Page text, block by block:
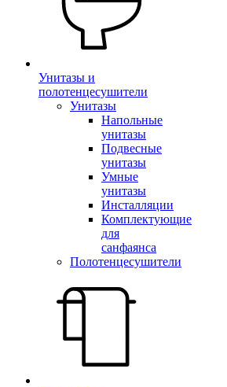
Унитазы и
полотенцесушители
Унитазы
Напольные
унитазы
Подвесные
унитазы
Умные
унитазы
Инсталляции
Комплектующие
для
санфаянса
Полотенцесушители